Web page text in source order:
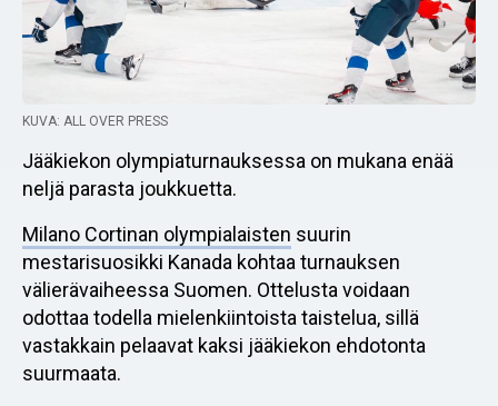
KUVA: ALL OVER PRESS
Jääkiekon olympiaturnauksessa on mukana enää
neljä parasta joukkuetta.
Milano Cortinan olympialaisten suurin
mestarisuosikki Kanada kohtaa turnauksen
välierävaiheessa Suomen. Ottelusta voidaan
odottaa todella mielenkiintoista taistelua, sillä
vastakkain pelaavat kaksi jääkiekon ehdotonta
suurmaata.